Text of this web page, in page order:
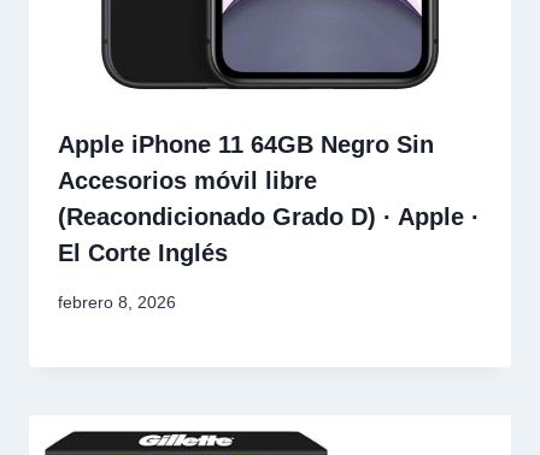
Apple iPhone 11 64GB Negro Sin
Accesorios móvil libre
(Reacondicionado Grado D) · Apple ·
El Corte Inglés
febrero 8, 2026